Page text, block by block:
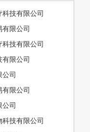
技有限公司
限公司
技有限公司
限公司
司
限公司
司
技有限公司